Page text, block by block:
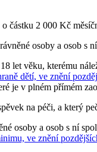
částku 2 000 Kč
osoby a osob s
let věku, kterému
dětí, ve znění
je v plném přímém
na péči, a který
osoby a osob s ní
ve znění